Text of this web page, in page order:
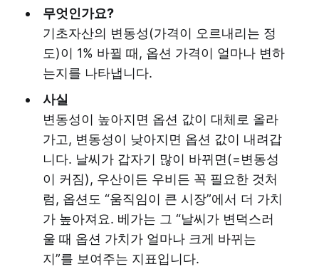
무엇인가요?
기초자산의 변동성(가격이 오르내리는 정
도)이 1% 바뀔 때, 옵션 가격이 얼마나 변하
는지를 나타냅니다.
사실
변동성이 높아지면 옵션 값이 대체로 올라
가고, 변동성이 낮아지면 옵션 값이 내려갑
니다. 날씨가 갑자기 많이 바뀌면(=변동성
이 커짐), 우산이든 우비든 꼭 필요한 것처
럼, 옵션도 “움직임이 큰 시장”에서 더 가치
가 높아져요. 베가는 그 “날씨가 변덕스러
울 때 옵션 가치가 얼마나 크게 바뀌는
지”를 보여주는 지표입니다.